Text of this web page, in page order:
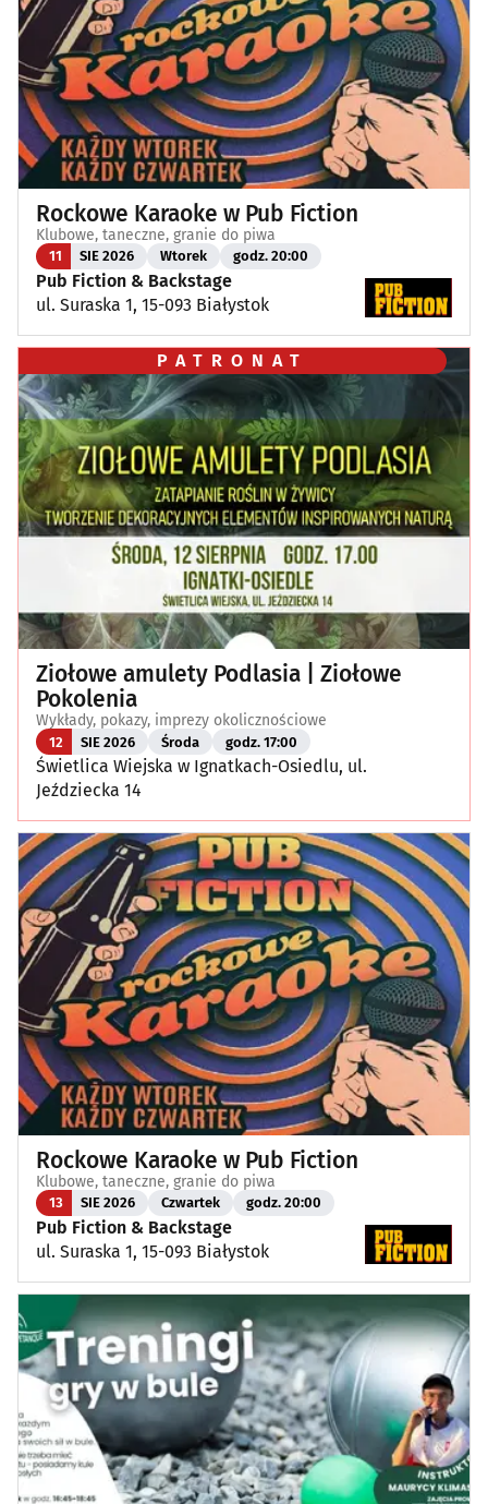
Rockowe Karaoke w Pub Fiction
Klubowe, taneczne, granie do piwa
11 SIE 2026 Wtorek godz. 20:00
Pub Fiction & Backstage
ul. Suraska 1, 15-093 Białystok
PATRONAT
Ziołowe amulety Podlasia | Ziołowe
Pokolenia
Wykłady, pokazy, imprezy okolicznościowe
12 SIE 2026 Środa godz. 17:00
Świetlica Wiejska w Ignatkach-Osiedlu, ul.
Jeździecka 14
Rockowe Karaoke w Pub Fiction
Klubowe, taneczne, granie do piwa
13 SIE 2026 Czwartek godz. 20:00
Pub Fiction & Backstage
ul. Suraska 1, 15-093 Białystok